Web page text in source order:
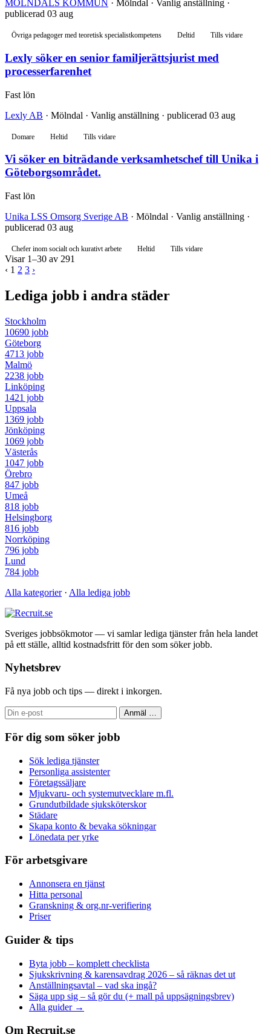
MÖLNDALS KOMMUN · Mölndal · Vanlig anställning ·
publicerad 03 aug
Övriga pedagoger med teoretisk specialistkompetens Deltid Tills vidare
Lexly söker en senior familjerättsjurist med
processerfarenhet
Fast lön
Lexly AB · Mölndal · Vanlig anställning · publicerad 03 aug
Domare Heltid Tills vidare
Vi söker en biträdande verksamhetschef till Unika i
Göteborgsområdet.
Fast lön
Unika LSS Omsorg Sverige AB · Mölndal · Vanlig anställning ·
publicerad 03 aug
Chefer inom socialt och kurativt arbete Heltid Tills vidare
Visar 1–30 av 291
‹ 1 2 3 ›
Lediga jobb i andra städer
Stockholm
10690 jobb
Göteborg
4713 jobb
Malmö
2238 jobb
Linköping
1421 jobb
Uppsala
1369 jobb
Jönköping
1069 jobb
Västerås
1047 jobb
Örebro
847 jobb
Umeå
818 jobb
Helsingborg
816 jobb
Norrköping
796 jobb
Lund
784 jobb
Alla kategorier· Alla lediga jobb
Sveriges jobbsökmotor — vi samlar lediga tjänster från hela landet
på ett ställe, alltid kostnadsfritt för den som söker jobb.
Nyhetsbrev
Få nya jobb och tips — direkt i inkorgen.
Anmäl …
För dig som söker jobb
Sök lediga tjänster
Personliga assistenter
Företagssäljare
Mjukvaru- och systemutvecklare m.fl.
Grundutbildade sjuksköterskor
Städare
Skapa konto & bevaka sökningar
Lönedata per yrke
För arbetsgivare
Annonsera en tjänst
Hitta personal
Granskning & org.nr-verifiering
Priser
Guider & tips
Byta jobb – komplett checklista
Sjukskrivning & karensavdrag 2026 – så räknas det ut
Anställningsavtal – vad ska ingå?
Säga upp sig – så gör du (+ mall på uppsägningsbrev)
Alla guider →
Om Recruit.se